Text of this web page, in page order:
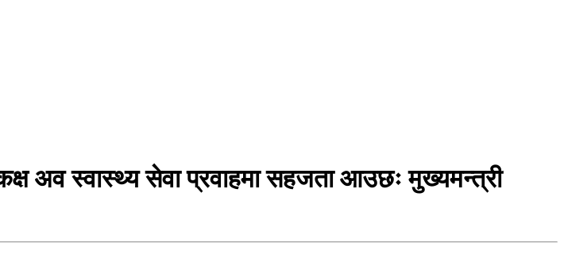
अव स्वास्थ्य सेवा प्रवाहमा सहजता आउछः मुख्यमन्त्री